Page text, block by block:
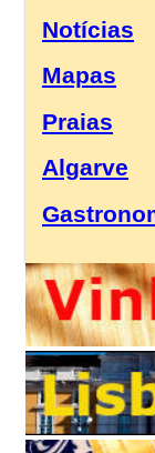
Notícias
Mapas
Praias
Algarve